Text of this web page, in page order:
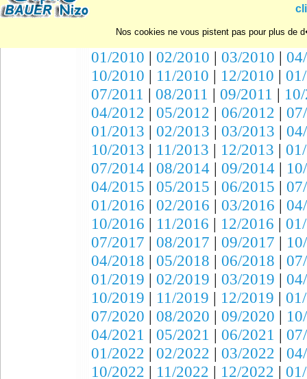
04/2009|05/2009|06/2009|
01/2010 | 02/2010 | 03/2010 |
10/2010 | 11/2010 | 12/2010 |
07/2011 | 08/2011 | 09/2011 |
04/2012 | 05/2012 | 06/2012 |
01/2013 | 02/2013 | 03/2013 |
10/2013 | 11/2013 | 12/2013 |
07/2014 | 08/2014 | 09/2014 |
04/2015 | 05/2015 | 06/2015 |
01/2016 | 02/2016 | 03/2016 |
10/2016 | 11/2016 | 12/2016 |
07/2017 | 08/2017 | 09/2017 |
04/2018 | 05/2018 | 06/2018 |
01/2019 | 02/2019 | 03/2019 |
10/2019 | 11/2019 | 12/2019 |
07/2020 | 08/2020 | 09/2020 |
04/2021 | 05/2021 | 06/2021 |
01/2022 | 02/2022 | 03/2022 |
10/2022 | 11/2022 | 12/2022 |
Nos cookies ne vous pistent pas pour plus